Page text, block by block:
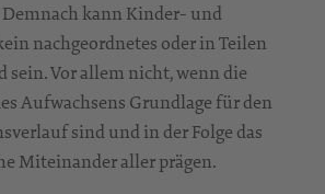
kann Kinder- und
nachgeordnetes oder in Teilen
sein. Vor allem nicht, wenn die
Aufwachsens Grundlage für den
sind und in der Folge das
Miteinander aller prägen.